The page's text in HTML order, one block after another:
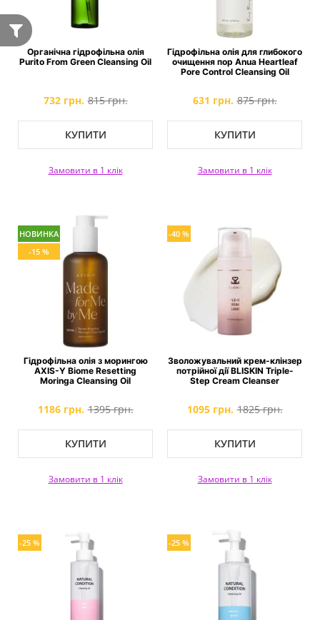
Органічна гідрофільна олія
Purito From Green Cleansing Oil
732 грн. 815 грн.
КУПИТИ
Замовити в 1 клік
Гідрофільна олія для глибокого
очищення пор Anua Heartleaf
Pore Control Cleansing Oil
631 грн. 875 грн.
КУПИТИ
Замовити в 1 клік
НОВИНКА
-15 %
Гідрофільна олія з морингою
AXIS-Y Biome Resetting
Moringa Cleansing Oil
1186 грн. 1395 грн.
КУПИТИ
Замовити в 1 клік
-40 %
Зволожувальний крем-клінзер
потрійної дії BLISKIN Triple-
Step Cream Cleanser
1095 грн. 1825 грн.
КУПИТИ
Замовити в 1 клік
-25 % -25 %